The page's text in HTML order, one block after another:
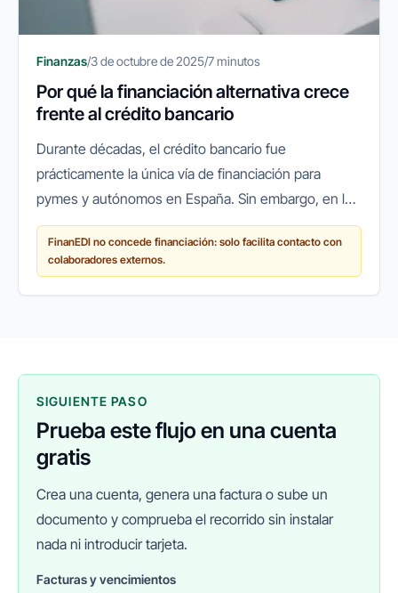
Finanzas/3 de octubre de 2025/7 minutos
Por qué la financiación alternativa crece
frente al crédito bancario
Durante décadas, el crédito bancario fue
prácticamente la única vía de financiación para
pymes y autónomos en España. Sin embargo, en los
últimos años ha surgido un cambio de paradigma:
cada vez más empresas recurren a...
FinanEDI no concede financiación: solo facilita contacto con
colaboradores externos.
SIGUIENTE PASO
Prueba este flujo en una cuenta
gratis
Crea una cuenta, genera una factura o sube un
documento y comprueba el recorrido sin instalar
nada ni introducir tarjeta.
Facturas y vencimientos